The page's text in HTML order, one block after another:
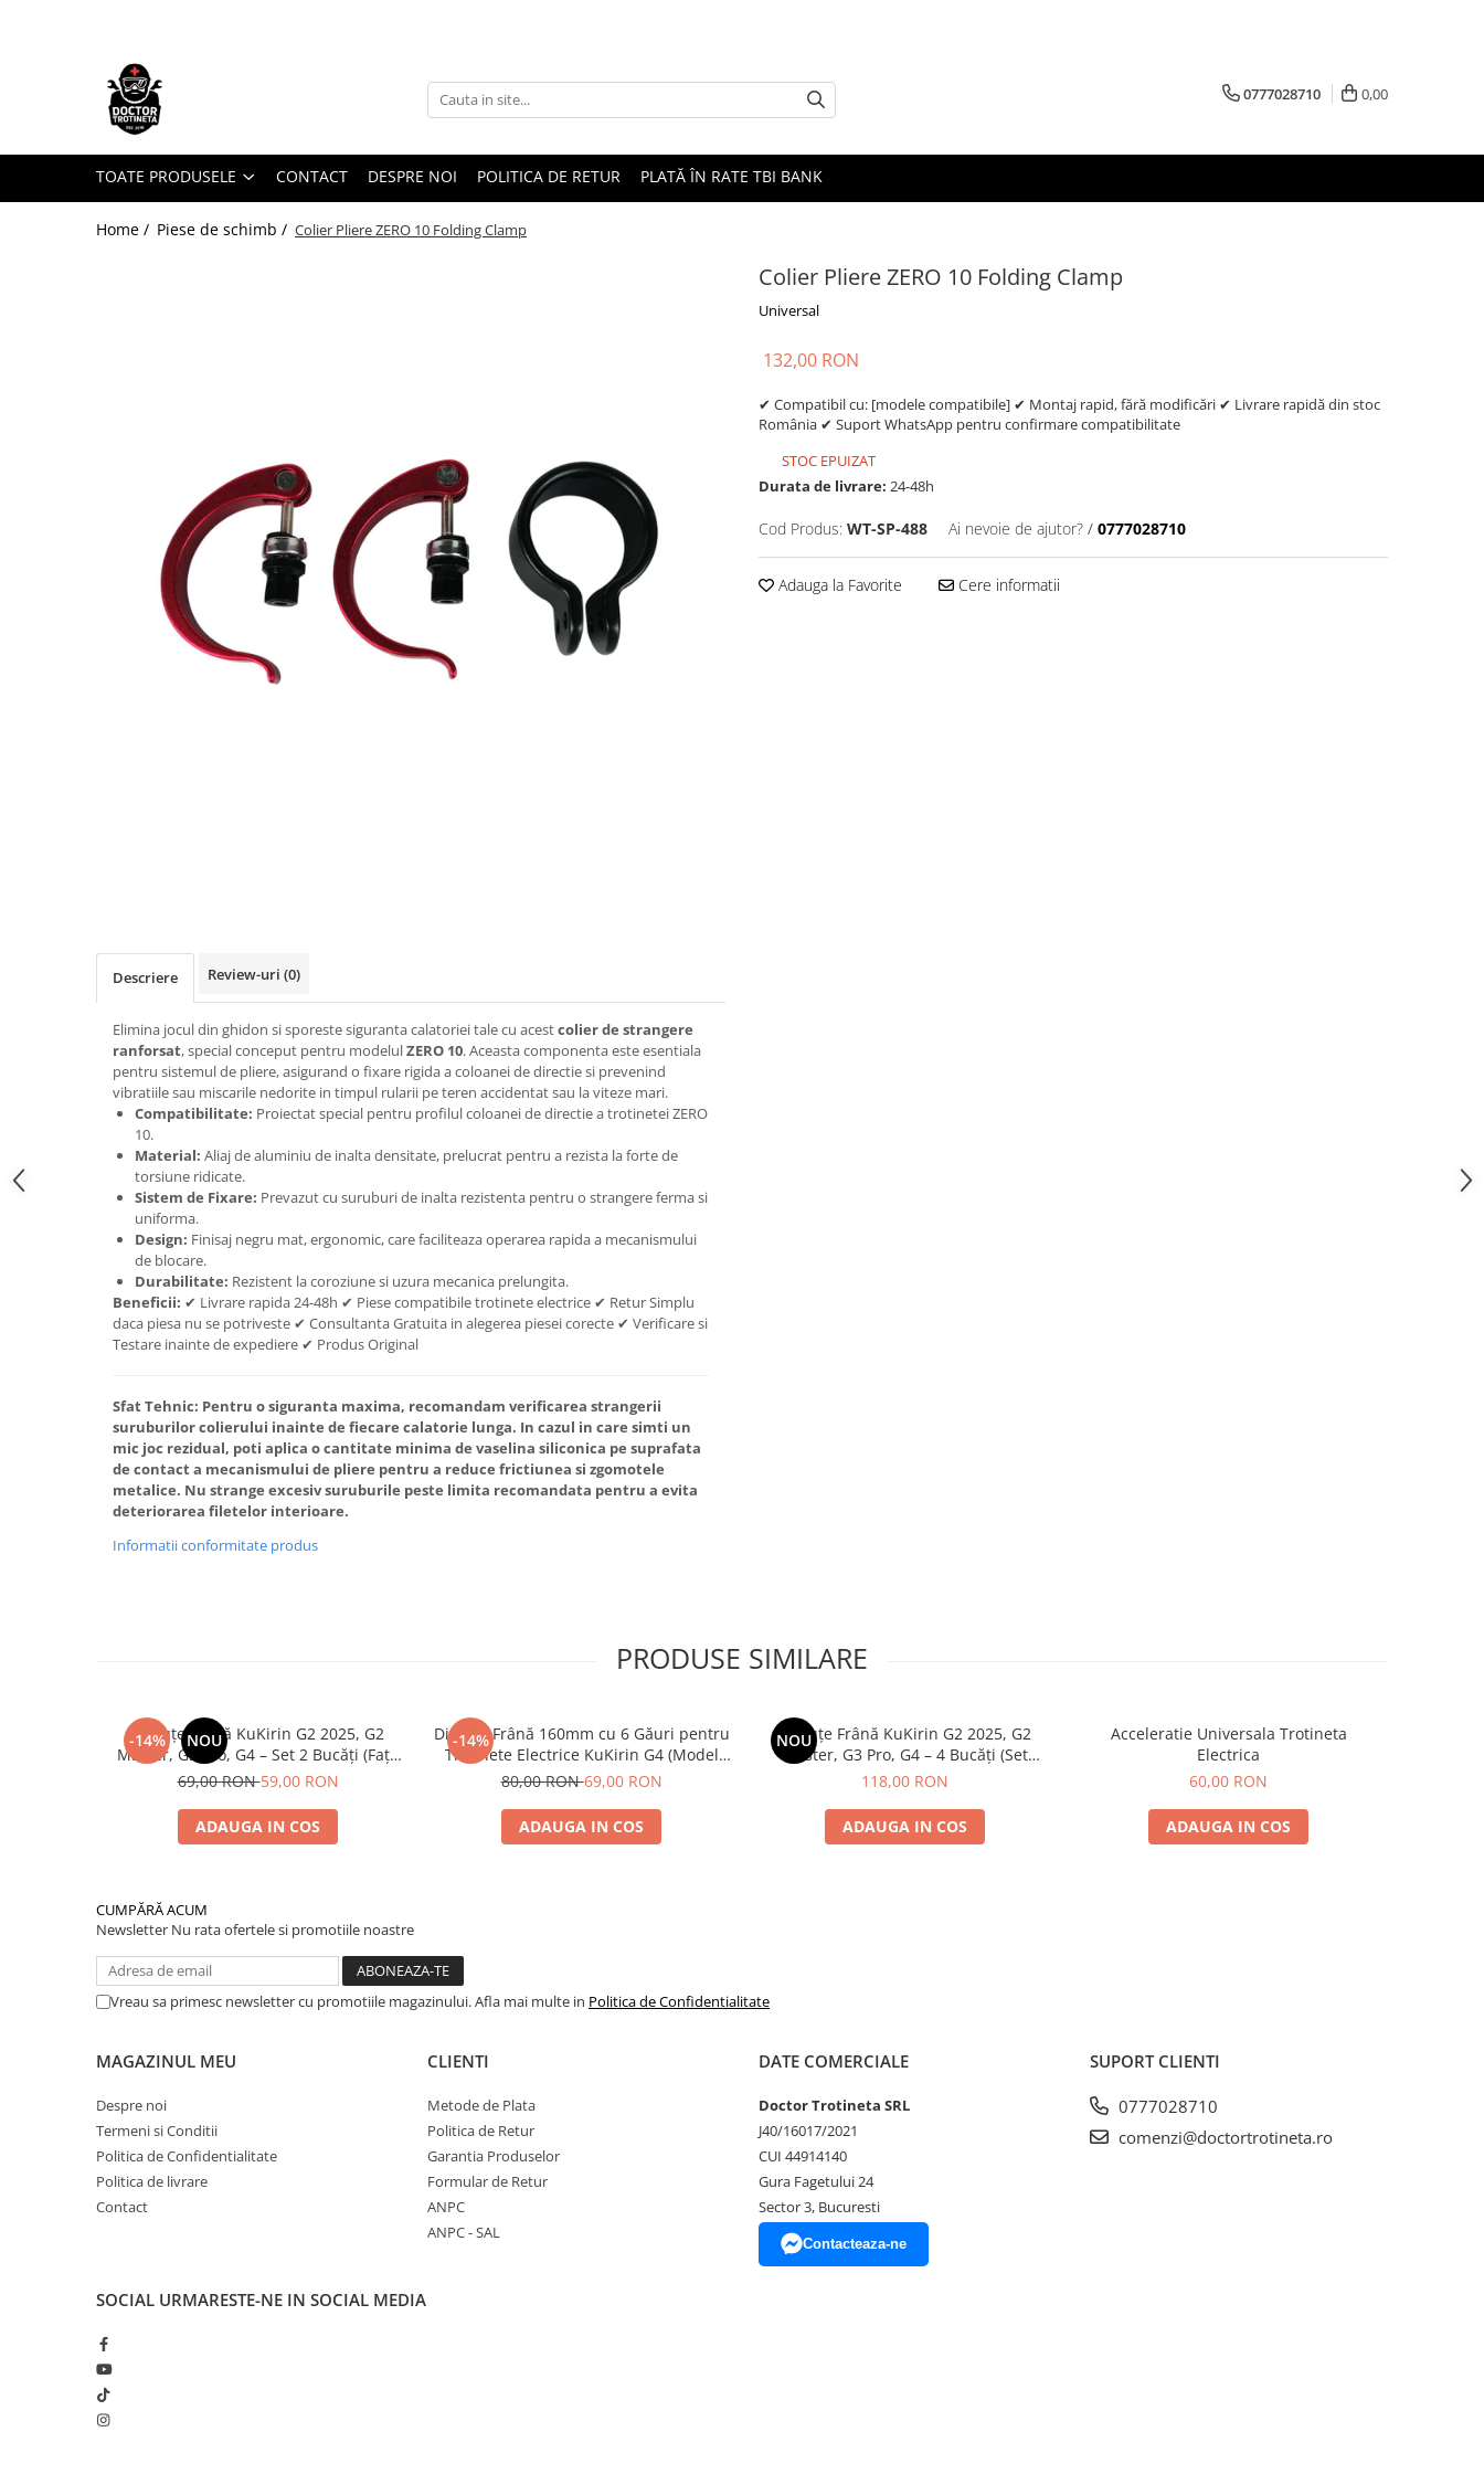
Toate Produsele
Piese de schimb
https://www.doctortrotineta.ro/electrica
Acceleratie
https://www.doctortrotineta.ro/frane
https://www.doctortrotineta.ro/lumini
https://www.doctortrotineta.ro/cauciucuri-
https://www.doctortrotineta.ro/cauciucuri-
cauciucuri-bicicleta
Camere bicicleta
Cauciuc tubeless cu GEL antipană
Accesorii
Trotinete electrice
Biciclete Electrice
Anvelope moto
Camere moto
Anvelope ATV
Anvelope și Camere Utilaje
https://www.doctortrotineta.ro/plata-
forceOriginalForEdit=1&preview=00681
0777028710 0,00
TOATE PRODUSELE CONTACT DESPRE NOI POLITICA DE RETUR PLATĂ ÎN RATE TBI BANK
Home / Piese de schimb / Colier Pliere ZERO 10 Folding Clamp
Colier Pliere ZERO 10 Folding Clamp
Universal
132,00 RON
✔ Compatibil cu: [modele compatibile] ✔ Montaj rapid, fără modificări ✔ Livrare rapidă din stoc
România ✔ Suport WhatsApp pentru confirmare compatibilitate
STOC EPUIZAT
Durata de livrare: 24-48h
Cod Produs: WT-SP-488 Ai nevoie de ajutor? / 0777028710
Adauga la Favorite Cere informatii
Descriere Review-uri (0)
Elimina jocul din ghidon si sporeste siguranta calatoriei tale cu acestcolier de strangere
ranforsat, special conceput pentru modelulZERO 10. Aceasta componenta este esentiala
pentru sistemul de pliere, asigurand o fixare rigida a coloanei de directie si prevenind
vibratiile sau miscarile nedorite in timpul rularii pe teren accidentat sau la viteze mari.
Compatibilitate: Proiectat special pentru profilul coloanei de directie a trotinetei ZERO
10.
Material: Aliaj de aluminiu de inalta densitate, prelucrat pentru a rezista la forte de
torsiune ridicate.
Sistem de Fixare: Prevazut cu suruburi de inalta rezistenta pentru o strangere ferma si
uniforma.
Design: Finisaj negru mat, ergonomic, care faciliteaza operarea rapida a mecanismului
de blocare.
Durabilitate: Rezistent la coroziune si uzura mecanica prelungita.
Beneficii: ✔ Livrare rapida 24-48h ✔ Piese compatibile trotinete electrice ✔ Retur Simplu
daca piesa nu se potriveste ✔ Consultanta Gratuita in alegerea piesei corecte ✔ Verificare si
Testare inainte de expediere ✔ Produs Original
Sfat Tehnic: Pentru o siguranta maxima, recomandam verificarea strangerii
suruburilor colierului inainte de fiecare calatorie lunga. In cazul in care simti un
mic joc rezidual, poti aplica o cantitate minima de vaselina siliconica pe suprafata
de contact a mecanismului de pliere pentru a reduce frictiunea si zgomotele
metalice. Nu strange excesiv suruburile peste limita recomandata pentru a evita
deteriorarea filetelor interioare.
Informatii conformitate produs
PRODUSE SIMILARE
-14% NOU
Plăcuțe Frână KuKirin G2 2025, G2
Master, G3 Pro, G4 – Set 2 Bucăți (Față
sau Spate) Premium
69,00 RON59,00 RON
ADAUGA IN COS
-14%
Disc de Frână 160mm cu 6 Găuri pentru
Trotinete Electrice KuKirin G4 (Model
2025) și KuKirin G2 – Performanță
80,00 RON69,00 RON
ADAUGA IN COS
NOU
Plăcuțe Frână KuKirin G2 2025, G2
Master, G3 Pro, G4 – 4 Bucăți (Set
118,00 RON
ADAUGA IN COS
Acceleratie Universala Trotineta
Electrica
60,00 RON
ADAUGA IN COS
CUMPĂRĂ ACUM
Newsletter Nu rata ofertele si promotiile noastre
Vreau sa primesc newsletter cu promotiile magazinului. Afla mai multe in Politica de Confidentialitate
MAGAZINUL MEU
Despre noi
Termeni si Conditii
Politica de Confidentialitate
Politica de livrare
Contact
CLIENTI
Metode de Plata
Politica de Retur
Garantia Produselor
Formular de Retur
ANPC
ANPC - SAL
DATE COMERCIALE
Doctor Trotineta SRL
J40/16017/2021
CUI 44914140
Gura Fagetului 24
Sector 3, Bucuresti
Contacteaza-ne
SUPORT CLIENTI
0777028710
comenzi@doctortrotineta.ro
SOCIAL URMARESTE-NE IN SOCIAL MEDIA